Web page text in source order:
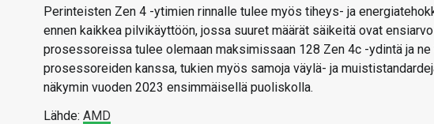
Perinteisten Zen 4 -ytimien rinnalle tulee myös tiheys- ja
ennen kaikkea pilvikäyttöön, jossa suuret määrät säikeitä ovat
prosessoreissa tulee olemaan maksimissaan 128 Zen 4c -ydintä ja
prosessoreiden kanssa, tukien myös samoja väylä- ja
näkymin vuoden 2023 ensimmäisellä puoliskolla.
Lähde: AMD